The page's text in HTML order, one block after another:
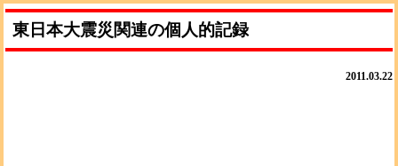
東日本大震災関連の個人的記録
2011.03.22